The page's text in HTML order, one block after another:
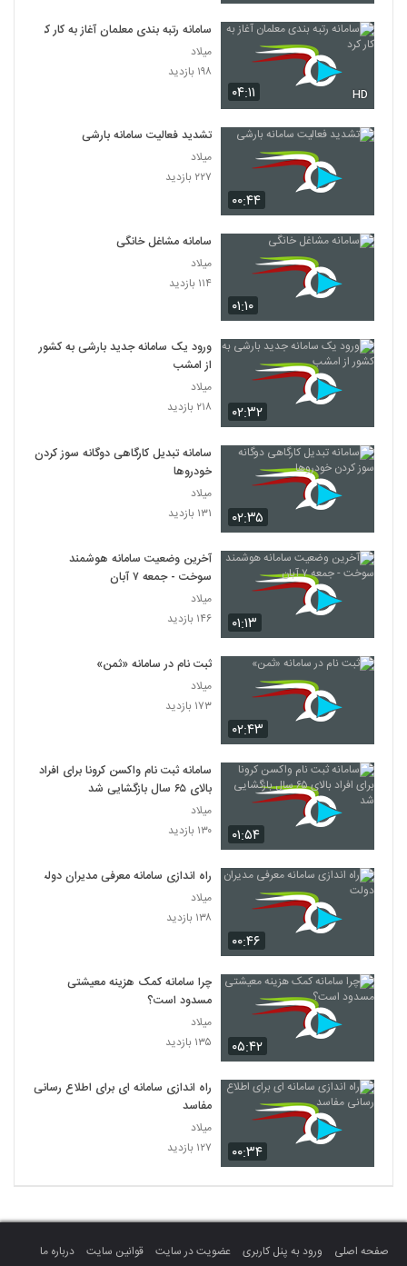
۰۴:۱۱ HD
سامانه رتبه‌ بندی معلمان آغاز به کار کرد
میلاد
۱۹۸ بازدید
۰۰:۴۴
تشدید فعالیت سامانه بارشی
میلاد
۲۲۷ بازدید
۰۱:۱۰
سامانه مشاغل خانگی
میلاد
۱۱۴ بازدید
۰۲:۳۲
ورود یک سامانه جدید بارشی به کشور
از امشب
میلاد
۲۱۸ بازدید
۰۲:۳۵
سامانه تبدیل کارگاهی دوگانه سوز کردن
خودرو‌ها
میلاد
۱۳۱ بازدید
۰۱:۱۳
آخرین وضعیت سامانه هوشمند
سوخت - جمعه ۷ آبان
میلاد
۱۴۶ بازدید
۰۲:۴۳
ثبت نام در سامانه «ثمن»
میلاد
۱۷۳ بازدید
۰۱:۵۴
سامانه ثبت‌ نام واکسن کرونا برای افراد
بالای ۶۵ سال بازگشایی شد
میلاد
۱۳۰ بازدید
۰۰:۴۶
راه اندازی سامانه معرفی مدیران دولت
میلاد
۱۳۸ بازدید
۰۵:۴۲
چرا سامانه کمک هزینه معیشتی
مسدود است؟
میلاد
۱۳۵ بازدید
۰۰:۳۴
راه اندازی سامانه ‌ای برای اطلاع ‌رسانی
مفاسد
میلاد
۱۲۷ بازدید
صفحه اصلی ورود به پنل کاربری عضویت در سایت قوانین سایت
درباره ما